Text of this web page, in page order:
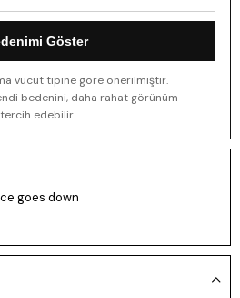
Göster
vücut tipine göre önerilmiştir.
bedenini, daha rahat görünüm
edebilir.
goes down